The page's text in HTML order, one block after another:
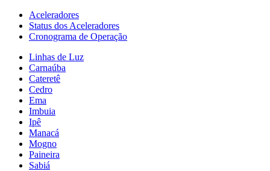
Aceleradores
Status dos Aceleradores
Cronograma de Operação
Linhas de Luz
Carnaúba
Cateretê
Cedro
Ema
Imbuia
Ipê
Manacá
Mogno
Paineira
Sabiá